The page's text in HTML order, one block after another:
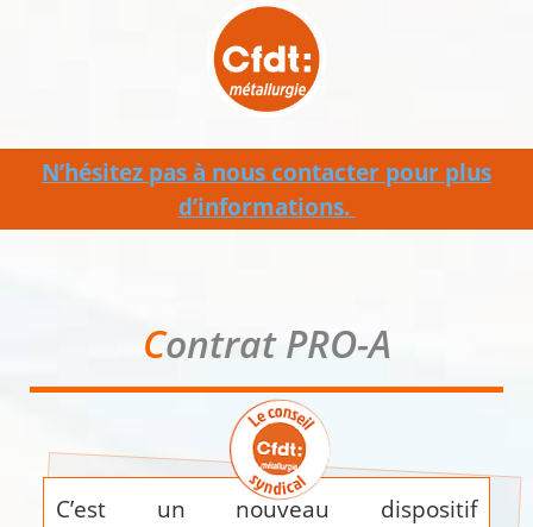
N’hésitez pas à nous contacter pour plus
d’informations.
Contrat PRO-A
C’est un nouveau dispositif